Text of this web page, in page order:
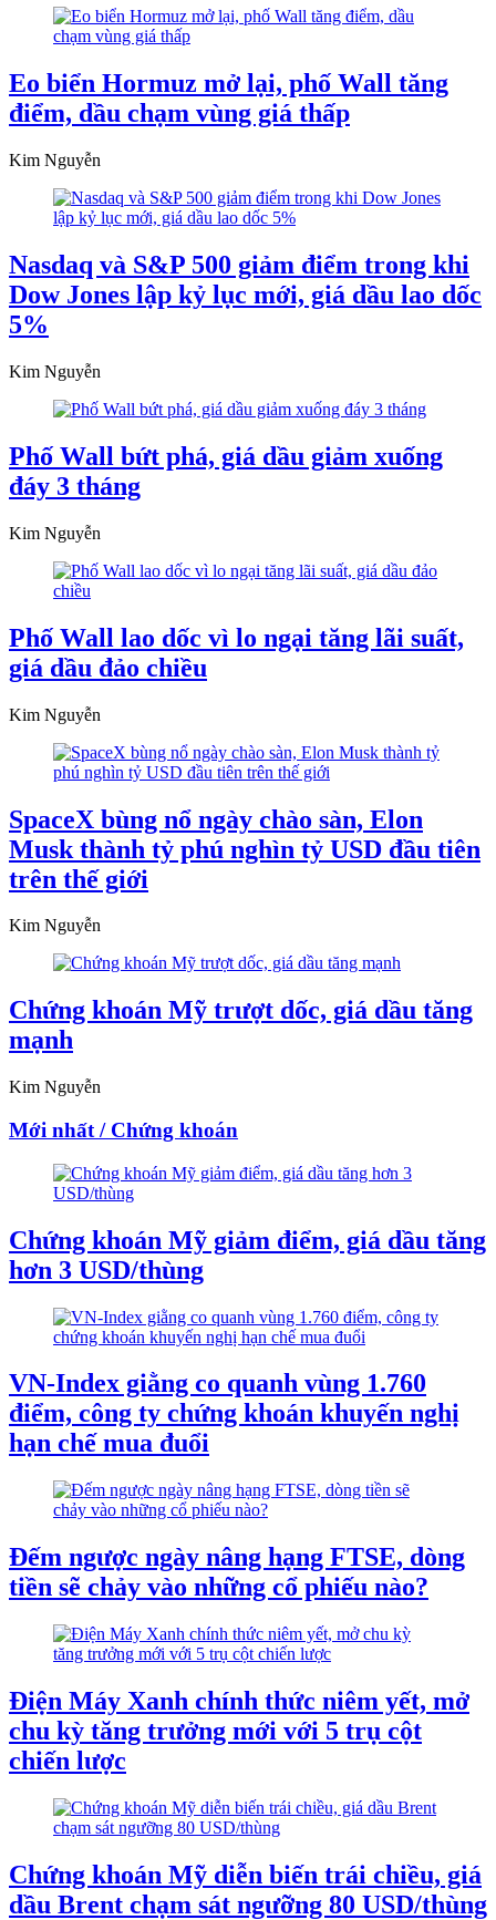
Eo biển Hormuz mở lại, phố Wall tăng
điểm, dầu chạm vùng giá thấp
Kim Nguyễn
Nasdaq và S&P 500 giảm điểm trong khi
Dow Jones lập kỷ lục mới, giá dầu lao dốc
5%
Kim Nguyễn
Phố Wall bứt phá, giá dầu giảm xuống
đáy 3 tháng
Kim Nguyễn
Phố Wall lao dốc vì lo ngại tăng lãi suất,
giá dầu đảo chiều
Kim Nguyễn
SpaceX bùng nổ ngày chào sàn, Elon
Musk thành tỷ phú nghìn tỷ USD đầu tiên
trên thế giới
Kim Nguyễn
Chứng khoán Mỹ trượt dốc, giá dầu tăng
mạnh
Kim Nguyễn
Mới nhất / Chứng khoán
Chứng khoán Mỹ giảm điểm, giá dầu tăng
hơn 3 USD/thùng
VN-Index giằng co quanh vùng 1.760
điểm, công ty chứng khoán khuyến nghị
hạn chế mua đuổi
Đếm ngược ngày nâng hạng FTSE, dòng
tiền sẽ chảy vào những cổ phiếu nào?
Điện Máy Xanh chính thức niêm yết, mở
chu kỳ tăng trưởng mới với 5 trụ cột
chiến lược
Chứng khoán Mỹ diễn biến trái chiều, giá
dầu Brent chạm sát ngưỡng 80 USD/thùng